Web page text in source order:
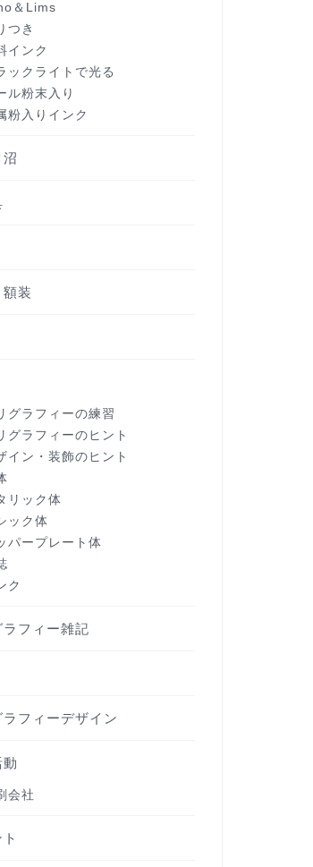
＆Lims
つき
インク
ックライトで光る
ル粉末入り
粉入りインク
装
グラフィーの練習
グラフィーのヒント
イン・装飾のヒント
リック体
ック体
パープレート体
ク
ラフィー雑記
ラフィーデザイン
会社